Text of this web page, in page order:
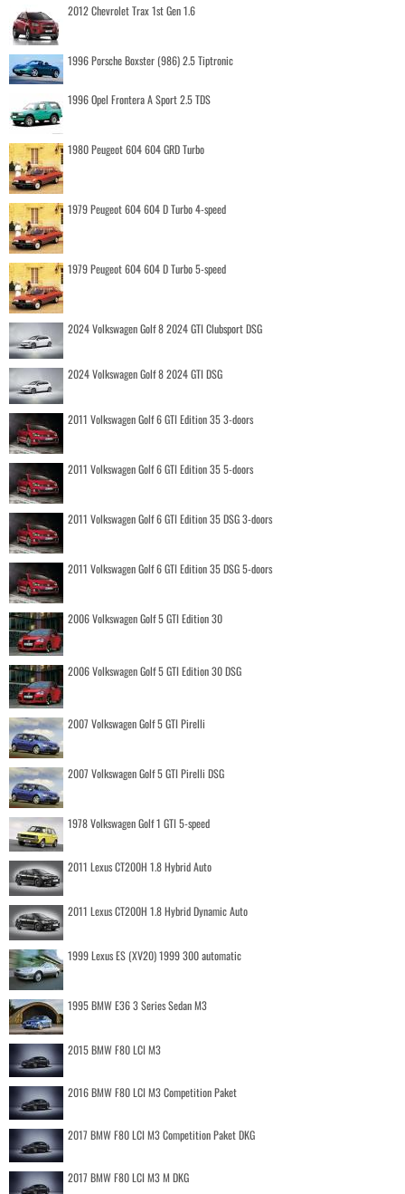
2012 Chevrolet Trax 1st Gen 1.6
1996 Porsche Boxster (986) 2.5 Tiptronic
1996 Opel Frontera A Sport 2.5 TDS
1980 Peugeot 604 604 GRD Turbo
1979 Peugeot 604 604 D Turbo 4-speed
1979 Peugeot 604 604 D Turbo 5-speed
2024 Volkswagen Golf 8 2024 GTI Clubsport DSG
2024 Volkswagen Golf 8 2024 GTI DSG
2011 Volkswagen Golf 6 GTI Edition 35 3-doors
2011 Volkswagen Golf 6 GTI Edition 35 5-doors
2011 Volkswagen Golf 6 GTI Edition 35 DSG 3-doors
2011 Volkswagen Golf 6 GTI Edition 35 DSG 5-doors
2006 Volkswagen Golf 5 GTI Edition 30
2006 Volkswagen Golf 5 GTI Edition 30 DSG
2007 Volkswagen Golf 5 GTI Pirelli
2007 Volkswagen Golf 5 GTI Pirelli DSG
1978 Volkswagen Golf 1 GTI 5-speed
2011 Lexus CT200H 1.8 Hybrid Auto
2011 Lexus CT200H 1.8 Hybrid Dynamic Auto
1999 Lexus ES (XV20) 1999 300 automatic
1995 BMW E36 3 Series Sedan M3
2015 BMW F80 LCI M3
2016 BMW F80 LCI M3 Competition Paket
2017 BMW F80 LCI M3 Competition Paket DKG
2017 BMW F80 LCI M3 M DKG